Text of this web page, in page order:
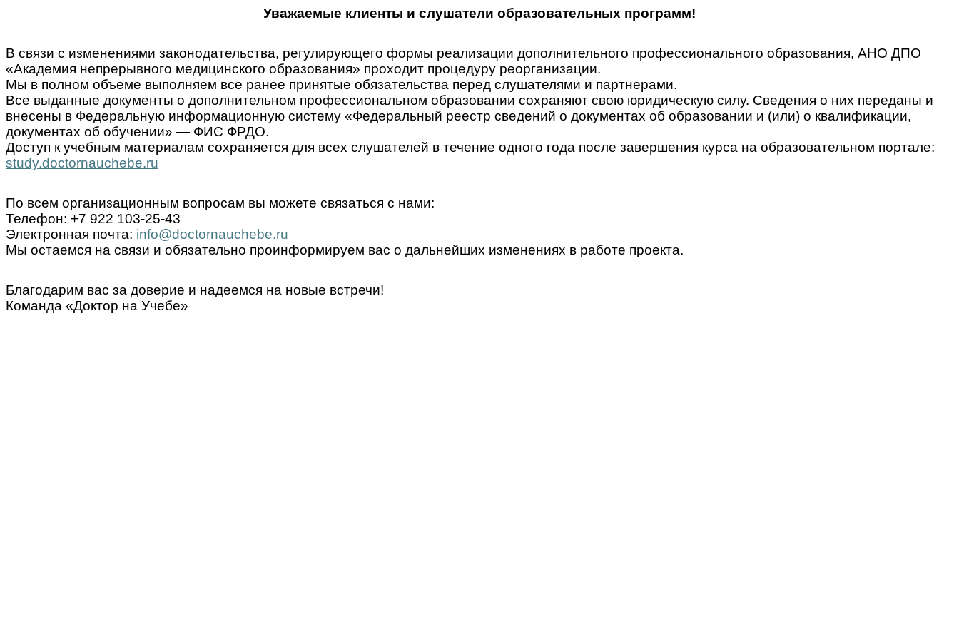
Уважаемые клиенты и слушатели образовательных программ!
В связи с изменениями законодательства, регулирующего формы реализации дополнительного профессионального образования, АНО ДПО
«Академия непрерывного медицинского образования» проходит процедуру реорганизации.
Мы в полном объеме выполняем все ранее принятые обязательства перед слушателями и партнерами.
Все выданные документы о дополнительном профессиональном образовании сохраняют свою юридическую силу. Сведения о них переданы и
внесены в Федеральную информационную систему «Федеральный реестр сведений о документах об образовании и (или) о квалификации,
документах об обучении» — ФИС ФРДО.
Доступ к учебным материалам сохраняется для всех слушателей в течение одного года после завершения курса на образовательном портале:
study.doctornauchebe.ru
По всем организационным вопросам вы можете связаться с нами:
Телефон: +7 922 103-25-43
Электронная почта: info@doctornauchebe.ru
Мы остаемся на связи и обязательно проинформируем вас о дальнейших изменениях в работе проекта.
Благодарим вас за доверие и надеемся на новые встречи!
Команда «Доктор на Учебе»